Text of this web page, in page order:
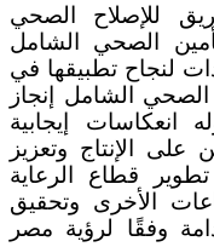
للإصلاح الصحي
الصحي الشامل
لنجاح تطبيقها في
الصحي الشامل إنجاز
انعكاسات إيجابية
على الإنتاج وتعزيز
تطوير قطاع الرعاية
الأخرى وتحقيق
وفقًا لرؤية مصر